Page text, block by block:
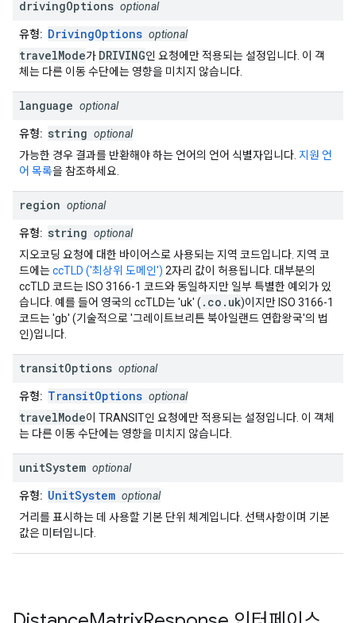
drivingOptions optional
유형: DrivingOptions optional
travelMode가 DRIVING인 요청에만 적용되는 설정입니다. 이 객
체는 다른 이동 수단에는 영향을 미치지 않습니다.
language optional
유형: string optional
가능한 경우 결과를 반환해야 하는 언어의 언어 식별자입니다. 지원 언
어 목록을 참조하세요.
region optional
유형: string optional
지오코딩 요청에 대한 바이어스로 사용되는 지역 코드입니다. 지역 코
드에는ccTLD ('최상위 도메인') 2자리 값이 허용됩니다. 대부분의
ccTLD 코드는 ISO 3166-1 코드와 동일하지만 일부 특별한 예외가 있
습니다. 예를 들어 영국의 ccTLD는 'uk' ( .co.uk)이지만 ISO 3166-1
코드는 'gb' (기술적으로 '그레이트브리튼 북아일랜드 연합왕국'의 법
인)입니다.
transitOptions optional
유형: TransitOptions optional
travelMode이 TRANSIT인 요청에만 적용되는 설정입니다. 이 객체
는 다른 이동 수단에는 영향을 미치지 않습니다.
unitSystem optional
유형: UnitSystem optional
거리를 표시하는 데 사용할 기본 단위 체계입니다. 선택사항이며 기본
값은 미터입니다.